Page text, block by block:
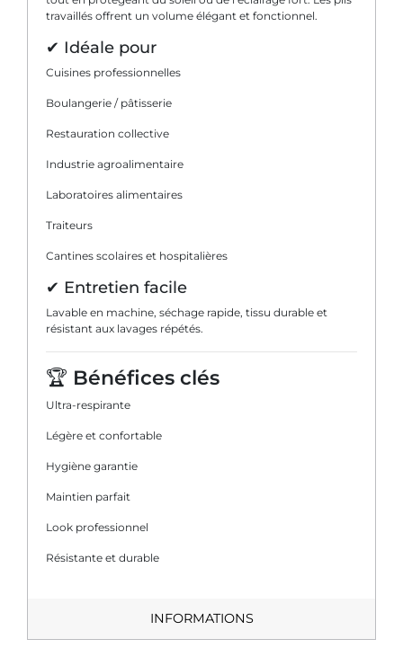
travaillés offrent un volume élégant et fonctionnel.
✔ Idéale pour
Cuisines professionnelles
Boulangerie / pâtisserie
Restauration collective
Industrie agroalimentaire
Laboratoires alimentaires
Traiteurs
Cantines scolaires et hospitalières
✔ Entretien facile
Lavable en machine, séchage rapide, tissu durable et
résistant aux lavages répétés.
🏆 Bénéfices clés
Ultra-respirante
Légère et confortable
Hygiène garantie
Maintien parfait
Look professionnel
Résistante et durable
INFORMATIONS